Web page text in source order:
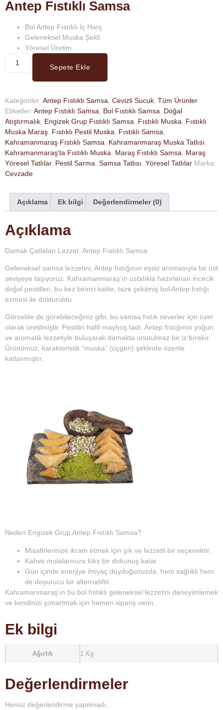
Antep Fıstıklı Samsa
Bol Antep Fıstıklı İç Harç
Geleneksel Muska Şekli
Yöresel Üretim
Sepete Ekle
Kategoriler: Antep Fıstıklı Samsa Cevizli Sucuk Tüm Ürünler
Etiketler: Antep Fıstıklı Samsa Bol Fıstıklı Samsa
Doğal
Atıştırmalık Engizek Grup Fıstıklı Samsa Fıstıklı Muska
Fıstıklı
Muska Maraş Fıstıklı Pestil Muska Fıstıklı Samsa
Kahramanmaraş Fıstıklı Samsa
Kahramanmaraş Muska Tatlısı
Kahramanmaraş'ta Fıstıklı Muska
Maraş Fıstıklı Samsa
Maraş
Yöresel Tatlılar, Pestil Sarma Samsa Tatlısı Yöresel Tatlılar Marka:
Cevzade
Açıklama Ek bilgi Değerlendirmeler (0)
Açıklama
Damak Çatlatan Lezzet: Antep Fıstıklı Samsa
Geleneksel samsa lezzetini, Antep fıstığının eşsiz aromasıyla bir üst
seviyeye taşıyoruz. Kahramanmaraş’ın ustalıkla hazırlanan incecik
doğal pestilleri, bu kez birinci kalite, taze çekilmiş bol Antep fıstığı
ezmesi ile dolduruldu.
Görselde de görebileceğiniz gibi, bu samsa fıstık severler için özel
olarak üretilmiştir. Pestilin hafif mayhoş tadı, Antep fıstığının yoğun
ve aromatik lezzetiyle buluşarak damakta unutulmaz bir iz bırakır.
Ürünümüz, karakteristik “muska” (üçgen) şeklinde özenle
katlanmıştır.
Neden Engizek Grup Antep Fıstıklı Samsa?
Misafirlerinize ikram etmek için şık ve lezzetli bir seçenektir.
Kahve molalarınıza lüks bir dokunuş katar.
Gün içinde enerjiye ihtiyaç duyduğunuzda, hem sağlıklı hem
de doyurucu bir alternatiftir.
Kahramanmaraş’ın bu bol fıstıklı geleneksel lezzetini deneyimlemek
ve kendinizi şımartmak için hemen sipariş verin.
Ek bilgi
Ağırlık 1 Kg
Değerlendirmeler
Henüz değerlendirme yapılmadı.